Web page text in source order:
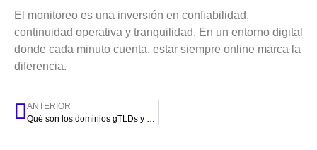
El monitoreo es una inversión en confiabilidad,
continuidad operativa y tranquilidad. En un entorno digital
donde cada minuto cuenta, estar siempre online marca la
diferencia.
ANTERIOR